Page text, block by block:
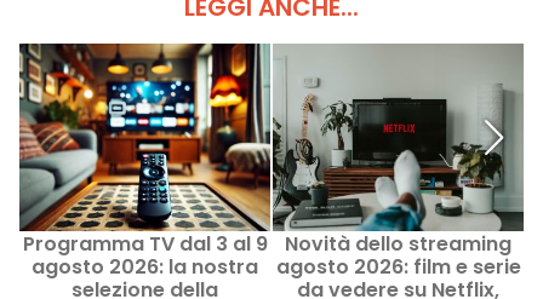
Programma TV dal 3 al 9
agosto 2026: la nostra
selezione della
Novità dello streaming
agosto 2026: film e serie
da vedere su Netflix,